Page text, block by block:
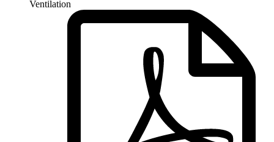
Ventilation